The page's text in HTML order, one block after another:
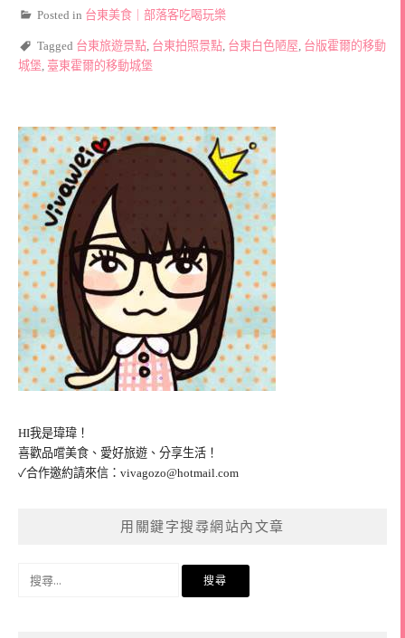
Posted in 台東美食｜部落客吃喝玩樂
Tagged 台東旅遊景點 台東拍照景點 台東白色陋屋 台版霍爾的移動
城堡 臺東霍爾的移動城堡
HI我是瑋瑋！
喜歡品嚐美食、愛好旅遊、分享生活！
✓合作邀約請來信： vivagozo@hotmail.com
用關鍵字搜尋網站內文章